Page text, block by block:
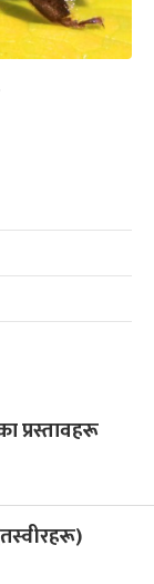
प्रस्तावहरू